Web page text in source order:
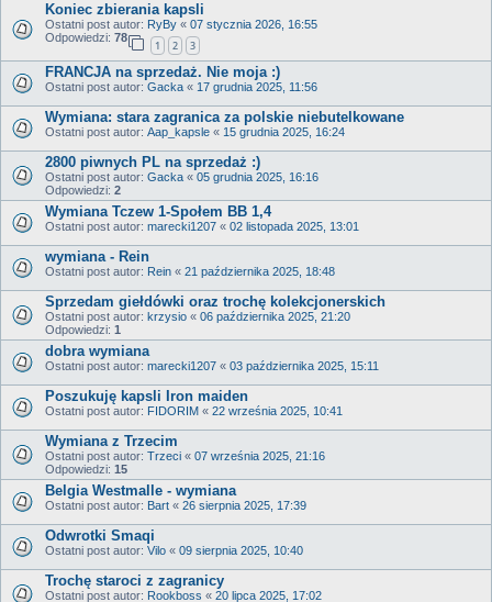
Koniec zbierania kapsli
Ostatni post autor: RyBy « 07 stycznia 2026, 16:55
Odpowiedzi: 78
1 2 3
FRANCJA na sprzedaż. Nie moja :)
Ostatni post autor: Gacka « 17 grudnia 2025, 11:56
Wymiana: stara zagranica za polskie niebutelkowane
Ostatni post autor: Aap_kapsle « 15 grudnia 2025, 16:24
2800 piwnych PL na sprzedaż :)
Ostatni post autor: Gacka « 05 grudnia 2025, 16:16
Odpowiedzi: 2
Wymiana Tczew 1-Społem BB 1,4
Ostatni post autor: marecki1207 « 02 listopada 2025, 13:01
wymiana - Rein
Ostatni post autor: Rein « 21 października 2025, 18:48
Sprzedam giełdówki oraz trochę kolekcjonerskich
Ostatni post autor: krzysio « 06 października 2025, 21:20
Odpowiedzi: 1
dobra wymiana
Ostatni post autor: marecki1207 « 03 października 2025, 15:11
Poszukuję kapsli Iron maiden
Ostatni post autor: FIDORIM « 22 września 2025, 10:41
Wymiana z Trzecim
Ostatni post autor: Trzeci « 07 września 2025, 21:16
Odpowiedzi: 15
Belgia Westmalle - wymiana
Ostatni post autor: Bart « 26 sierpnia 2025, 17:39
Odwrotki Smaqi
Ostatni post autor: Vilo « 09 sierpnia 2025, 10:40
Trochę staroci z zagranicy
Ostatni post autor: Rookboss « 20 lipca 2025, 17:02